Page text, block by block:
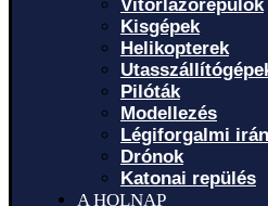
Vitorlázórepülők
Kisgépek
Helikopterek
Pilóták
Modellezés
Légiforgalmi
Drónok
Katonai repülés
A HOLNAP